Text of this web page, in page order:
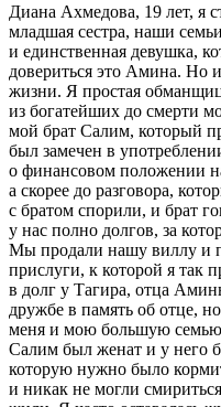
Диана Ахмедова, 19 лет, я
младшая сестра, наши
и единственная девушка,
довериться это Амина. Но
жизни. Я простая
из богатейших до смерти
мой брат Салим, который
был замечен в
о финансовом положении
а скорее до разговора,
с братом спорили, и брат
у нас полно долгов, за
Мы продали нашу виллу и
прислуги, к которой я так
в долг у Тагира, отца
дружбе в память об отце,
меня и мою большую
Салим был женат и у него
которую нужно было
и никак не могли